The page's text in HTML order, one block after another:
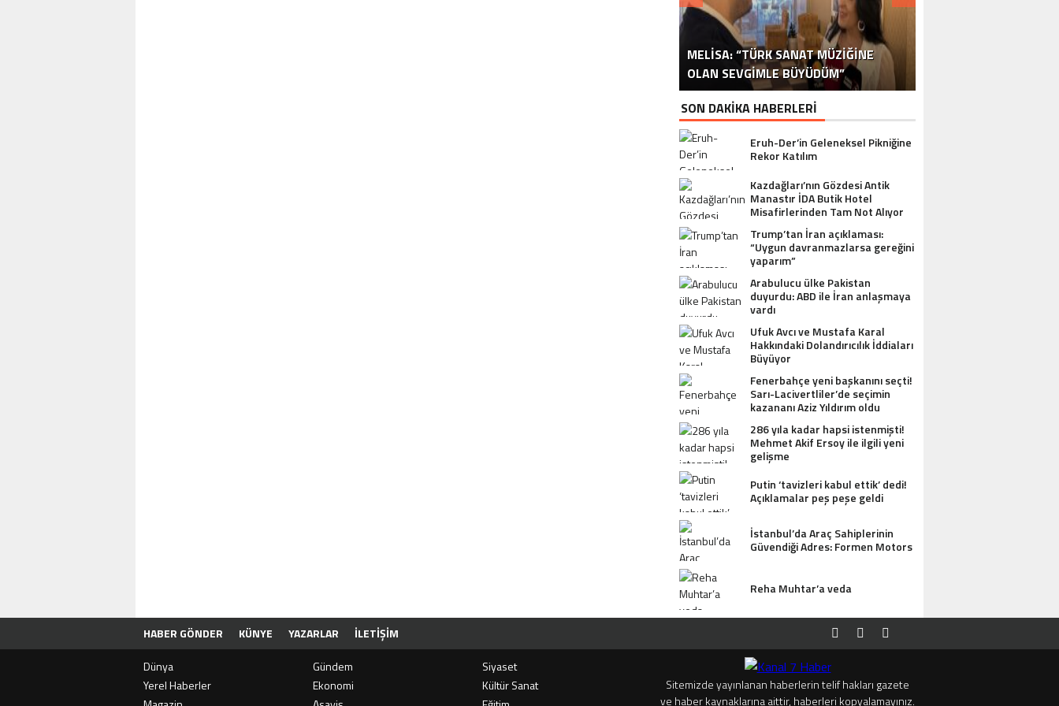
MELISA: “TÜRK SANAT MÜZIĞINE
OLAN SEVGIMLE BÜYÜDÜM”
İSPANYA SAĞLIK TURIZMINDE 2026
HEDEFLERINI BÜYÜTÜYOR
DR. ALI YÜKSELOĞLU, TÜRKIYE’NIN
2026 SAĞLIK TURIZMI VIZYONUNU
AÇIKLADI
“YAPIMCI MUSTAFA USLU HAKKINDA
SUÇ DUYURUSU”
USTA YÖNETMEN MURAT UYGUR’DAN
ULUSLARARASI AKSIYON FILMI
ÜNLÜ YAPIMCI MUSTAFA USLU VE EŞI
HAKKINDA UYUŞTURUCU ŞIKÂYETI
İSTANBUL’DAN BINGÖL’E 3 MILYON
TL’LIK GÖNÜL KÖPRÜSÜ
TURIZM SEKTÖRÜNÜN DENEYIMLI
İSMI: FATIH ERSÜ
MUSTAFA USLU HAKKINDAKI
SORUŞTURMADA SESSIZLIK TEPKI
ÇEKIYOR
OYUNCU SINAN ÇALIŞKANOĞLU
KARAKOLLUK OLDU
SON DAKİKA HABERLERİ
Eruh-Der’in Geleneksel Pikniğine
Rekor Katılım
Kazdağları’nın Gözdesi Antik
Manastır İDA Butik Hotel
Misafirlerinden Tam Not Alıyor
Trump’tan İran açıklaması:
“Uygun davranmazlarsa gereğini
yaparım”
Arabulucu ülke Pakistan
duyurdu: ABD ile İran anlaşmaya
vardı
Ufuk Avcı ve Mustafa Karal
Hakkındaki Dolandırıcılık İddiaları
Büyüyor
Fenerbahçe yeni başkanını seçti!
Sarı-Lacivertliler’de seçimin
kazananı Aziz Yıldırım oldu
286 yıla kadar hapsi istenmişti!
Mehmet Akif Ersoy ile ilgili yeni
gelişme
Putin ‘tavizleri kabul ettik’ dedi!
Açıklamalar peş peşe geldi
İstanbul’da Araç Sahiplerinin
Güvendiği Adres: Formen Motors
Reha Muhtar’a veda
HABER GÖNDER KÜNYE YAZARLAR
İLETIŞIM
Dünya
Gündem
Siyaset
Yerel Haberler
Ekonomi
Kültür Sanat
Sitemizde yayınlanan haberlerin telif hakları gazete
ve haber kaynaklarına aittir, haberleri kopyalamayınız.